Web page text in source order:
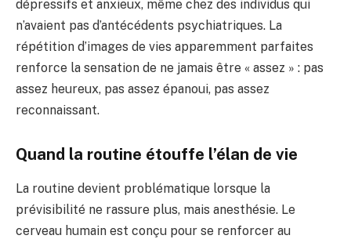
dépressifs et anxieux, même chez des individus qui
n’avaient pas d’antécédents psychiatriques. La
répétition d’images de vies apparemment parfaites
renforce la sensation de ne jamais être « assez » : pas
assez heureux, pas assez épanoui, pas assez
reconnaissant.
Quand la routine étouffe l’élan de vie
La routine devient problématique lorsque la
prévisibilité ne rassure plus, mais anesthésie. Le
cerveau humain est conçu pour se renforcer au